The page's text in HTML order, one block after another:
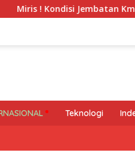
Jembatan Km 1
Teknologi